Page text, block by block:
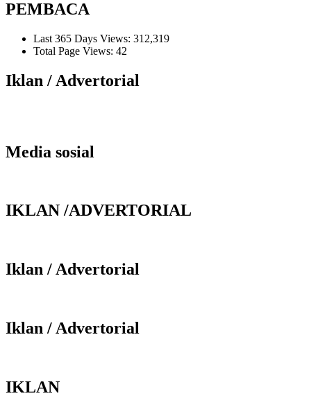
PEMBACA
Last 365 Days Views: 312,319
Total Page Views: 42
Iklan / Advertorial
Media sosial
IKLAN /ADVERTORIAL
Iklan / Advertorial
Iklan / Advertorial
IKLAN